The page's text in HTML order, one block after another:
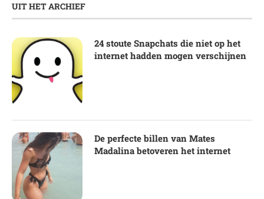
UIT HET ARCHIEF
24 stoute Snapchats die niet op het
internet hadden mogen verschijnen
De perfecte billen van Mates
Madalina betoveren het internet